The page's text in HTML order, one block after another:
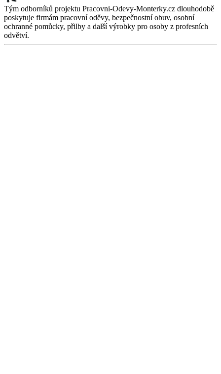
Tým odborníků projektu Pracovni-Odevy-Monterky.cz dlouhodobě
poskytuje firmám pracovní oděvy, bezpečnostní obuv, osobní
ochranné pomůcky, přilby a další výrobky pro osoby z profesních
odvětví.